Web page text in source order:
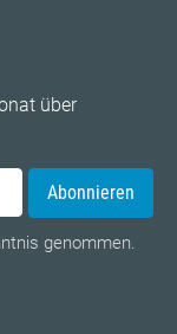
über
Abonnieren
genommen.